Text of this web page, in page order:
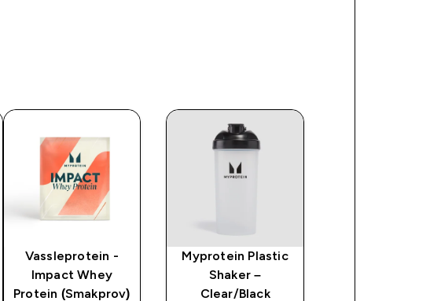
Vassleprotein -
Impact Whey
Protein (Smakprov)
Myprotein Plastic
Shaker –
Clear/Black